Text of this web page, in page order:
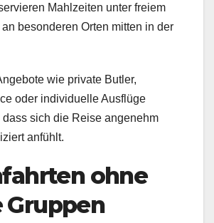
Mahlzeiten unter freiem
besonderen Orten mitten in der
wie private Butler,
oder individuelle Ausflüge
dass sich die Reise angenehm
anfühlt.
ohne
Gruppen